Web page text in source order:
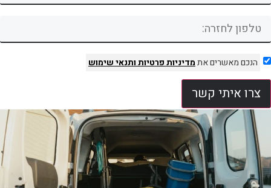
הנכם מאשרים אתמדיניות פרטיותותנאי שימוש
צרו איתי קשר